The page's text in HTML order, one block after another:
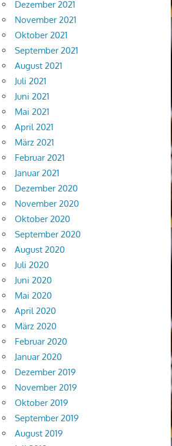
Dezember 2021
November 2021
Oktober 2021
September 2021
August 2021
Juli 2021
Juni 2021
Mai 2021
April 2021
März 2021
Februar 2021
Januar 2021
Dezember 2020
November 2020
Oktober 2020
September 2020
August 2020
Juli 2020
Juni 2020
Mai 2020
April 2020
März 2020
Februar 2020
Januar 2020
Dezember 2019
November 2019
Oktober 2019
September 2019
August 2019